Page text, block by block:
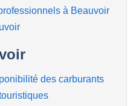
à Beauvoir
des carburants